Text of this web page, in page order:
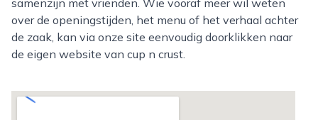
samenzijn met vrienden. Wie vooraf meer wil weten
over de openingstijden, het menu of het verhaal achter
de zaak, kan via onze site eenvoudig doorklikken naar
de eigen website van cup n crust.